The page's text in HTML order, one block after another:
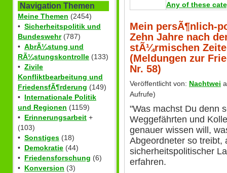
Navigation Themen
Meine Themen (2454)
• Sicherheitspolitik und
Bundeswehr(787)
• AbrÃ¼stung und
RÃ¼stungskontrolle (133)
• Zivile
Konfliktbearbeitung und
FriedensfÃ¶rderung (149)
• Internationale Politik
und Regionen (1159)
• Erinnerungsarbeit +
(103)
• Sonstiges (18)
• Demokratie (44)
• Friedensforschung (6)
• Konversion (3)
Any of these
Mein persÃ¶nlich-
Zehn Jahre nach
stÃ¼rmischen
(Meldungen zur
Nr. 58)
Veröffentlicht von: Nachtwei
Aufrufe)
"Was machst Du denn
Weggefährten und
genauer wissen will,
Abgeordneter so treibt,
sicherheitspolitischer
erfahren.